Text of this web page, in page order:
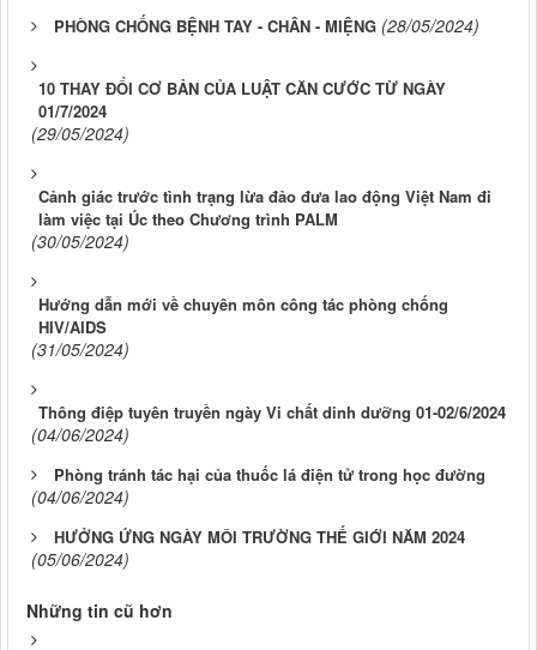
PHÒNG CHỐNG BỆNH TAY - CHÂN - MIỆNG (28/05/2024)
10 THAY ĐỔI CƠ BẢN CỦA LUẬT CĂN CƯỚC TỪ NGÀY
01/7/2024
(29/05/2024)
Cảnh giác trước tình trạng lừa đảo đưa lao động Việt Nam đi
làm việc tại Úc theo Chương trình PALM
(30/05/2024)
Hướng dẫn mới về chuyên môn công tác phòng chống
HIV/AIDS
(31/05/2024)
Thông điệp tuyên truyền ngày Vi chất dinh dưỡng 01-02/6/2024
(04/06/2024)
Phòng tránh tác hại của thuốc lá điện tử trong học đường
(04/06/2024)
HƯỞNG ỨNG NGÀY MÔI TRƯỜNG THẾ GIỚI NĂM 2024
(05/06/2024)
Những tin cũ hơn